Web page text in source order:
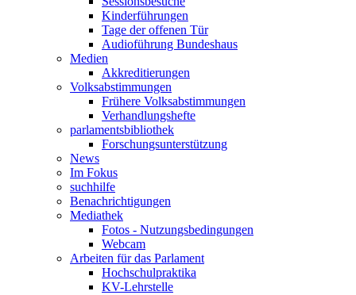
Kinderführungen
Tage der offenen Tür
Audioführung Bundeshaus
Medien
Akkreditierungen
Volksabstimmungen
Frühere Volksabstimmungen
Verhandlungshefte
parlamentsbibliothek
Forschungsunterstützung
News
Im Fokus
suchhilfe
Benachrichtigungen
Mediathek
Fotos - Nutzungsbedingungen
Webcam
Arbeiten für das Parlament
Hochschulpraktika
KV-Lehrstelle